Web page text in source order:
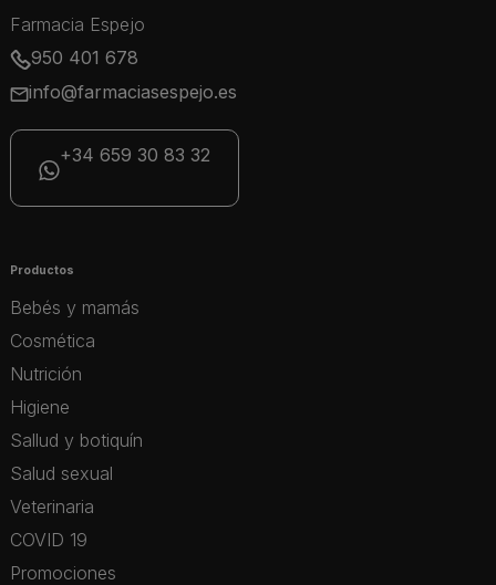
Farmacia Espejo
950 401 678
info@farmaciasespejo.es
+34 659 30 83 32
Productos
Bebés y mamás
Cosmética
Nutrición
Higiene
Sallud y botiquín
Salud sexual
Veterinaria
COVID 19
Promociones